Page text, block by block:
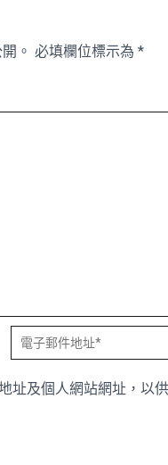
。 必填欄位標示為*
電
子
郵
址及個人網站網址，以